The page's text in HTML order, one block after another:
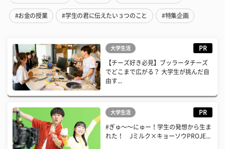
#お金の授業 #学生の君に伝えたい３つのこと #特集企画
大学生活 PR
【チーズ好き必見】ブッラータチーズ
でどこまで広がる？ 大学生が挑んだ自
由す...
大学生活 PR
#ぎゅ〜〜にゅー！学生の発想から生ま
れた！ Jミルク×キョーソウPROJE...